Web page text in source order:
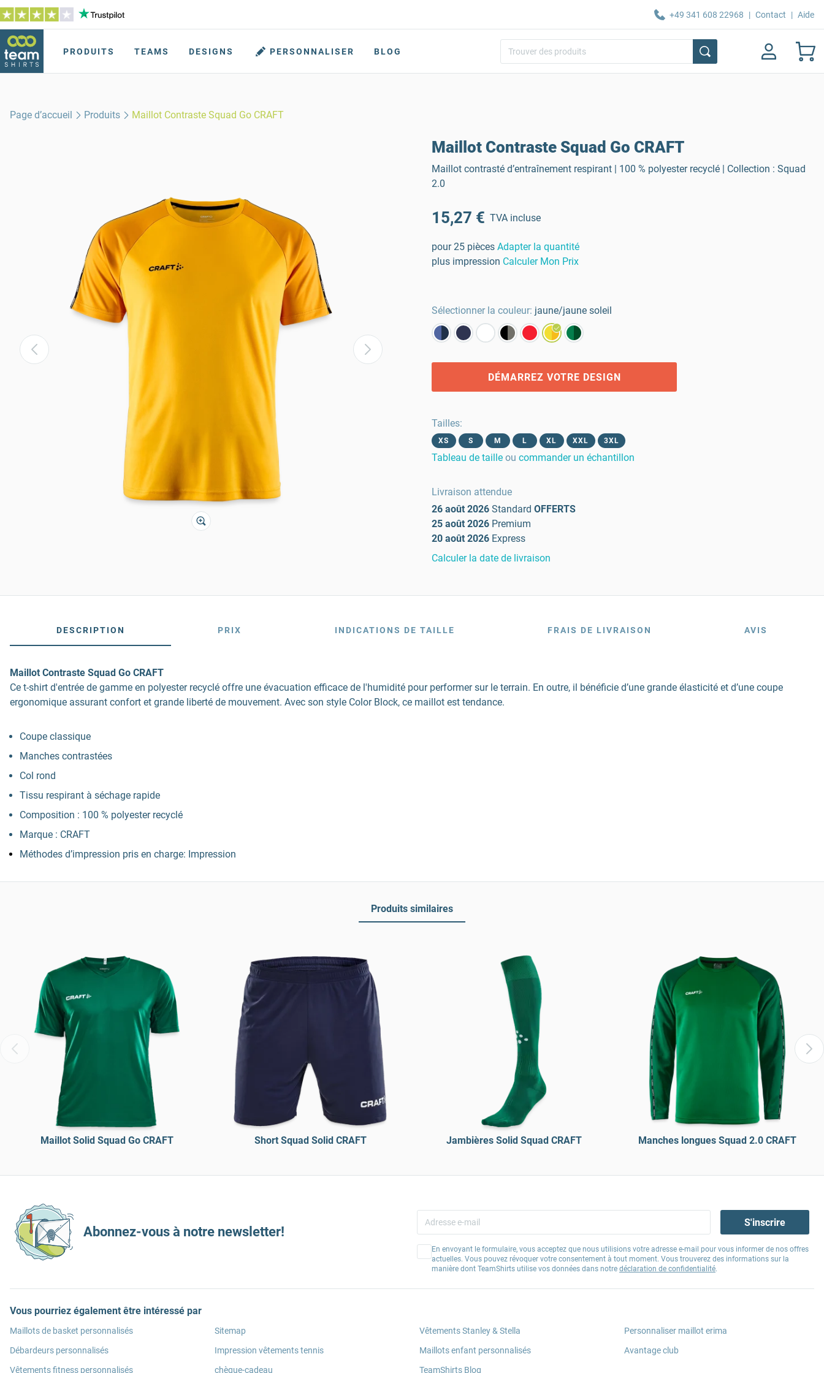
+49 341 608 22968 | Contact | Aide
PRODUITS TEAMS DESIGNS PERSONNALISER BLOG
Page d’accueil Produits Maillot Contraste Squad Go CRAFT
Maillot Contraste Squad Go CRAFT
Maillot contrasté d’entraînement respirant | 100 % polyester recyclé | Collection : Squad
2.0
15,27 € TVA incluse
pour 25 pièces Adapter la quantité
plus impression Calculer Mon Prix
Sélectionner la couleur: jaune/jaune soleil
DÉMARREZ VOTRE DESIGN
Tailles:
XS S M L XL XXL 3XL
Tableau de taille ou commander un échantillon
Livraison attendue
26 août 2026 Standard OFFERTS
25 août 2026 Premium
20 août 2026 Express
Calculer la date de livraison
DESCRIPTION PRIX INDICATIONS DE TAILLE FRAIS DE LIVRAISON AVIS
Maillot Contraste Squad Go CRAFT
Ce t-shirt d'entrée de gamme en polyester recyclé offre une évacuation efficace de l'humidité pour performer sur le terrain. En outre, il bénéficie d’une grande élasticité et d’une coupe
ergonomique assurant confort et grande liberté de mouvement. Avec son style Color Block, ce maillot est tendance.
Coupe classique
Manches contrastées
Col rond
Tissu respirant à séchage rapide
Composition : 100 % polyester recyclé
Marque : CRAFT
Méthodes d’impression pris en charge: Impression
Produits similaires
Maillot Solid Squad Go CRAFT Short Squad Solid CRAFT Jambières Solid Squad CRAFT Manches longues Squad 2.0 CRAFT
Abonnez-vous à notre newsletter!
S'inscrire
En envoyant le formulaire, vous acceptez que nous utilisions votre adresse e-mail pour vous informer de nos offres
actuelles. Vous pouvez révoquer votre consentement à tout moment. Vous trouverez des informations sur la
manière dont TeamShirts utilise vos données dans notre déclaration de confidentialité.
Vous pourriez également être intéressé par
Maillots de basket personnalisés
Débardeurs personnalisés
Vêtements fitness personnalisés
Sitemap
Impression vêtements tennis
chèque-cadeau
Vêtements Stanley & Stella
Maillots enfant personnalisés
TeamShirts Blog
Personnaliser maillot erima
Avantage club